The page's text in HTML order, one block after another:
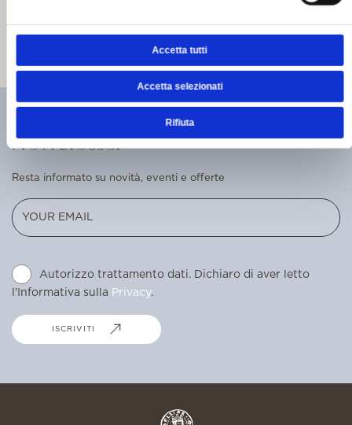
Accetta tutti
Accetta selezionati
Rifiuta
READ ALL THE NEWS
Newsletter
Resta informato su novità, eventi e offerte
Autorizzo trattamento dati. Dichiaro di aver letto
l'Informativa sulla Privacy.
ISCRIVITI